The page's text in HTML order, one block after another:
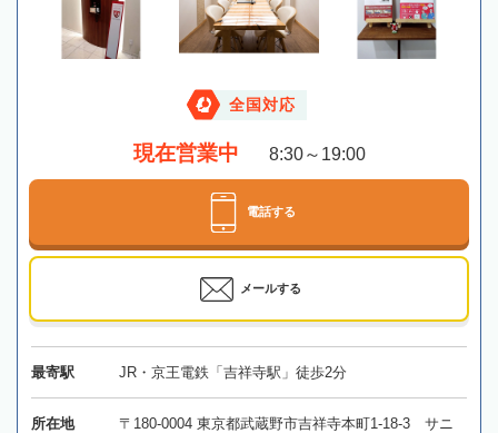
全国対応
現在営業中 8:30～19:00
電話する
メールする
最寄駅 JR・京王電鉄「吉祥寺駅」徒歩2分
所在地
〒180-0004 東京都武蔵野市吉祥寺本町1-18-3 サニ